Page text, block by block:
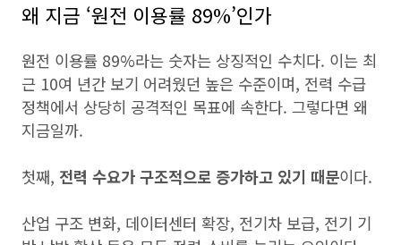
왜 지금 ‘원전 이용률 89%’인가
원전 이용률 89%라는 숫자는 상징적인 수치다. 이는 최
근 10여 년간 보기 어려웠던 높은 수준이며, 전력 수급
정책에서 상당히 공격적인 목표에 속한다. 그렇다면 왜
지금일까.
첫째, 전력 수요가 구조적으로 증가하고 있기 때문이다.
산업 구조 변화, 데이터센터 확장, 전기차 보급, 전기 기